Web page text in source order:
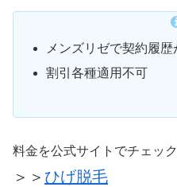
メンズリゼで契約履
割引各種適用不可
料金を公式サイトでチェック
＞＞ ひげ脱毛